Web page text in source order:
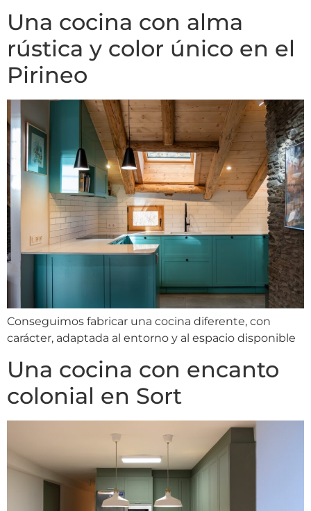
Una cocina con alma
rústica y color único en el
Pirineo
Conseguimos fabricar una cocina diferente, con
carácter, adaptada al entorno y al espacio disponible
Una cocina con encanto
colonial en Sort